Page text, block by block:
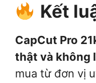
Kết
CapCut Pro
thật và không
mua từ đơn vị